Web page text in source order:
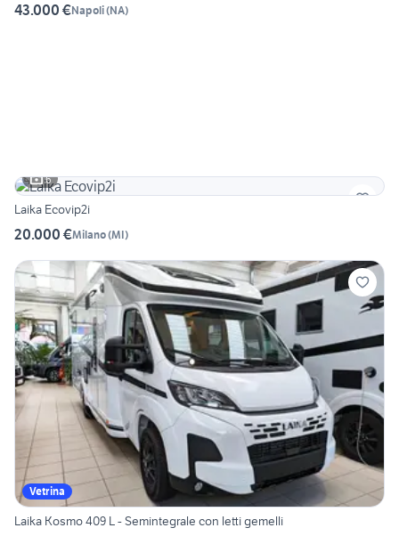
43.000 €Napoli(NA)
6
Laika Ecovip2i
20.000 €Milano(MI)
Vetrina
Laika Kosmo 409 L - Semintegrale con letti gemelli